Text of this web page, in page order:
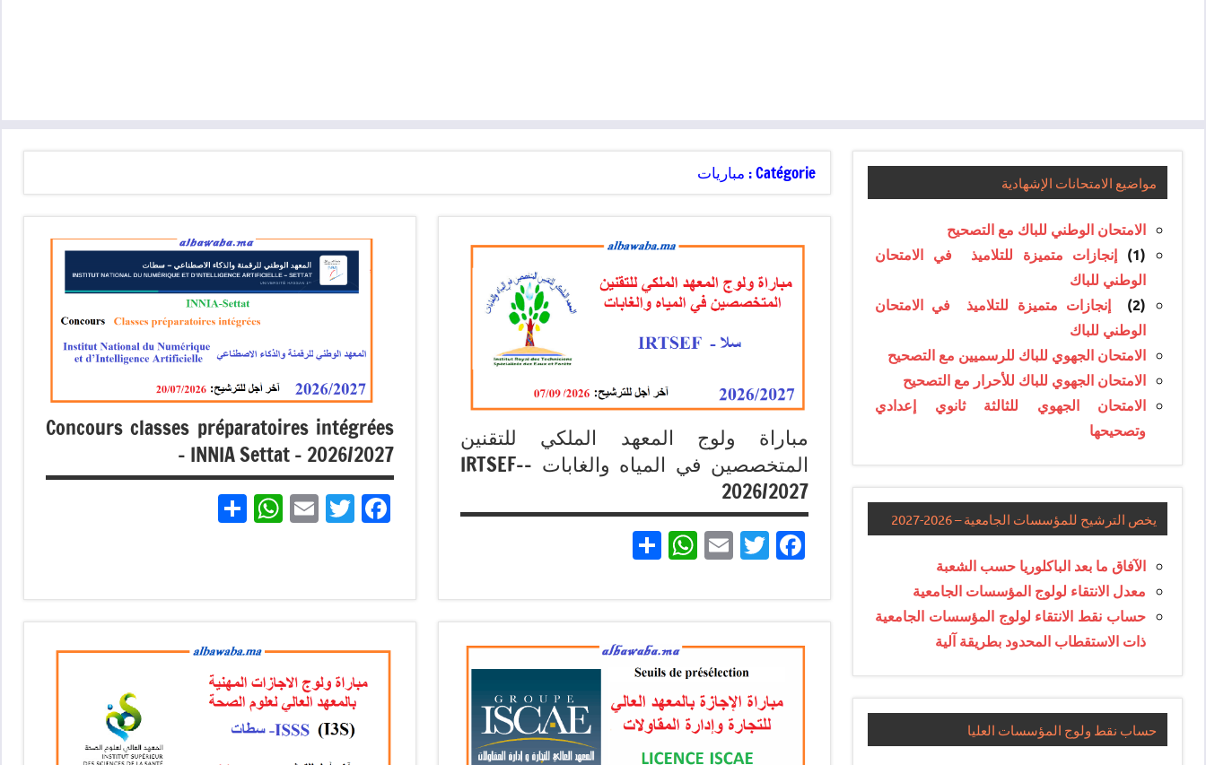
Catégorie : مباريات
مباراة ولوج المعهد الملكي للتقنين
المتخصصين في المياه والغابات -IRTSEF-
2026/2027
Facebook
Twitter
Email
WhatsApp
Concours classes préparatoires intégrées
– INNIA Settat – 2026/2027
Facebook
Twitter
Email
WhatsApp
classé
مباريات
بالباك
+ 1 وما
مواضيع الامتحانات الإشهادية
الامتحان الوطني للباك مع التصحيح
(1)
إنجازات متميزة للتلاميذ في الامتحان
الوطني للباك
(2)
إنجازات متميزة للتلاميذ في الامتحان
الوطني للباك
الامتحان الجهوي للباك للرسميين مع التصحيح
الامتحان الجهوي للباك للأحرار مع التصحيح
الامتحان الجهوي للثالثة ثانوي إعدادي
وتصحيحها
يخص الترشيح للمؤسسات الجامعية – 2026-2027
الآفاق ما بعد الباكلوريا حسب الشعبة
معدل الانتقاء لولوج المؤسسات الجامعية
حساب نقط الانتقاء لولوج المؤسسات الجامعية
ذات الاستقطاب المحدود بطريقة آلية
حساب نقط ولوج المؤسسات العليا